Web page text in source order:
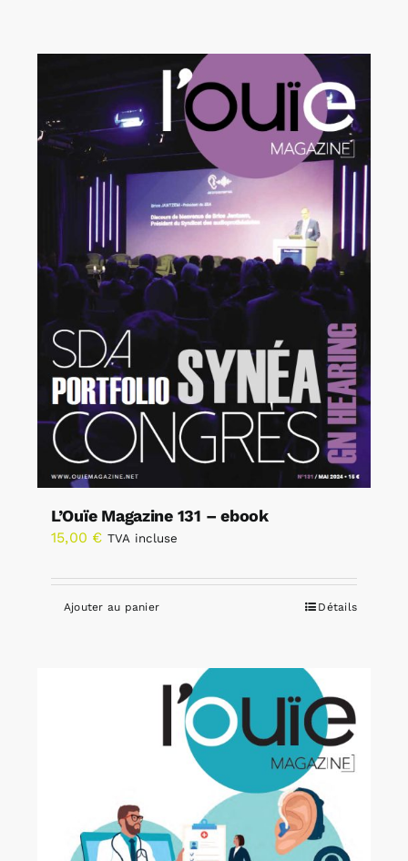
L’Ouïe Magazine 131 – ebook
15,00 € TVA incluse
Ajouter au panier Détails